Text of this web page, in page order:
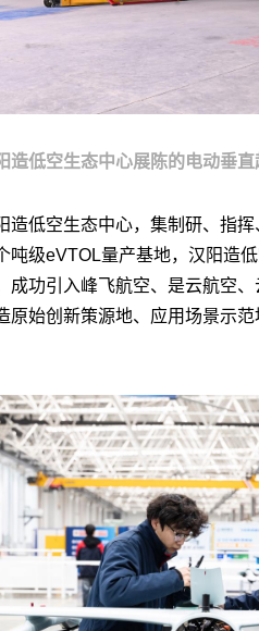
造低空生态中心展陈的电动垂
造低空生态中心，集制研、指
吨级eVTOL量产基地，汉阳造
成功引入峰飞航空、是云航空
原始创新策源地、应用场景示